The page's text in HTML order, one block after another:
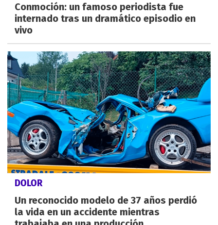
Conmoción: un famoso periodista fue
internado tras un dramático episodio en
vivo
DOLOR
Un reconocido modelo de 37 años perdió
la vida en un accidente mientras